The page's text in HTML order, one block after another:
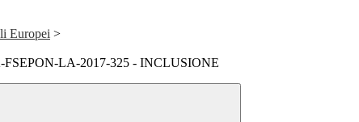
Europei >
FSEPON-LA-2017-325 - INCLUSIONE